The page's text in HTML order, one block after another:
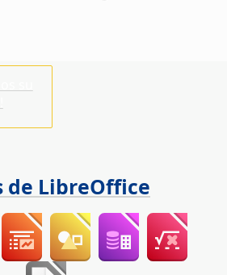
de LibreOffice